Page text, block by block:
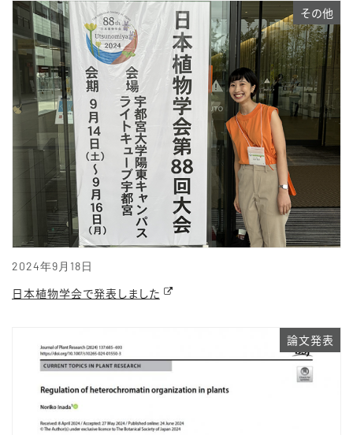
2024年9月18日
その他
日本植物学会で発表しました
論文発表